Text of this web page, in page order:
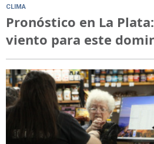
CLIMA
Pronóstico en La
viento para este